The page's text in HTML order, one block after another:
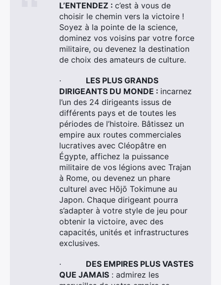
L’ENTENDEZ : c’est à vous de
choisir le chemin vers la victoire !
Soyez à la pointe de la science,
dominez vos voisins par votre force
militaire, ou devenez la destination
de choix des amateurs de culture.
· LES PLUS GRANDS
DIRIGEANTS DU MONDE : incarnez
l’un des 24 dirigeants issus de
différents pays et de toutes les
périodes de l’histoire. Bâtissez un
empire aux routes commerciales
lucratives avec Cléopâtre en
Égypte, affichez la puissance
militaire de vos légions avec Trajan
à Rome, ou devenez un phare
culturel avec Hōjō Tokimune au
Japon. Chaque dirigeant pourra
s’adapter à votre style de jeu pour
obtenir la victoire, avec des
capacités, unités et infrastructures
exclusives.
· DES EMPIRES PLUS VASTES
QUE JAMAIS : admirez les